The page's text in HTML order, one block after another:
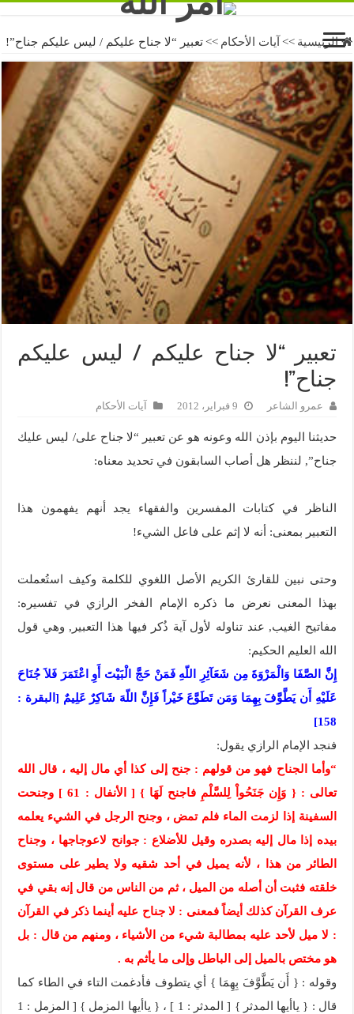
الرئيسية >> آيات الأحكام >> تعبير “لا جناح عليكم / ليس عليكم جناح”!
تعبير “لا جناح عليكم / ليس عليكم
جناح”!
عمرو الشاعر 9 فبراير، 2012 آيات الأحكام
حديثنا اليوم بإذن الله وعونه هو عن تعبير “لا جناح على/ ليس عليك
جناح”, لننظر هل أصاب السابقون في تحديد معناه:
الناظر في كتابات المفسرين والفقهاء يجد أنهم يفهمون هذا
التعبير بمعنى: أنه لا إثم على فاعل الشيء!
وحتى نبين للقارئ الكريم الأصل اللغوي للكلمة وكيف استُعملت
بهذا المعنى نعرض ما ذكره الإمام الفخر الرازي في تفسيره:
مفاتيح الغيب, عند تناوله لأول آية ذُكر فيها هذا التعبير, وهي قول
الله العليم الحكيم:
إِنَّ الصَّفَا وَالْمَرْوَةَ مِن شَعَآئِرِ اللّهِ فَمَنْ حَجَّ الْبَيْتَ أَوِ اعْتَمَرَ فَلاَ جُنَاحَ
عَلَيْهِ أَن يَطَّوَّفَ بِهِمَا وَمَن تَطَوَّعَ خَيْراً فَإِنَّ اللّهَ شَاكِرٌ عَلِيمٌ [البقرة :
158]
فنجد الإمام الرازي يقول:
“وأما الجناح فهو من قولهم : جنح إلى كذا أي مال إليه ، قال الله
تعالى : { وَإِن جَنَحُواْ لِلسَّلْمِ فاجنح لَهَا } [ الأنفال : 61 ] وجنحت
السفينة إذا لزمت الماء فلم تمض ، وجنح الرجل في الشيء يعلمه
بيده إذا مال إليه بصدره وقيل للأضلاع : جوانح لاعوجاجها ، وجناح
الطائر من هذا ، لأنه يميل في أحد شقيه ولا يطير على مستوى
خلقته فثبت أن أصله من الميل ، ثم من الناس من قال إنه بقي في
عرف القرآن كذلك أيضاً فمعنى : لا جناح عليه أينما ذكر في القرآن
: لا ميل لأحد عليه بمطالبة شيء من الأشياء ، ومنهم من قال : بل
هو مختص بالميل إلى الباطل وإلى ما يأثم به .
وقوله : { أَن يَطَّوَّفَ بِهِمَا } أي يتطوف فأدغمت التاء في الطاء كما
قال : { ياأيها المدثر } [ المدثر : 1 ] ، { ياأيها المزمل } [ المزمل : 1